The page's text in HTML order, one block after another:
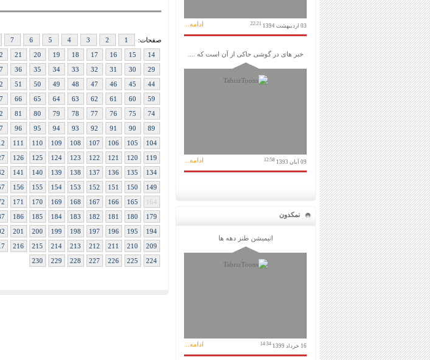
03 اردیبهشت 1394 22:21 ادامه...
خبر های در گوشی حاکی از آن است که ....
09 آبان 1393 12:58 ادامه...
نمکدون
انیمیشن طنز دهه ها
16 خرداد 1399 14:34 ادامه...
صفحات: 1
2
3
4
5
6
7
14
15
16
17
18
19
20
21
29
30
31
32
33
34
35
36
44
45
46
47
48
49
50
51
59
60
61
62
63
64
65
66
74
75
76
77
78
79
80
81
89
90
91
92
93
94
95
96
104
105
106
107
108
109
110
111
119
120
121
122
123
124
125
126
134
135
136
137
138
139
140
141
149
150
151
152
153
154
155
156
164
165
166
167
168
169
170
171
179
180
181
182
183
184
185
186
194
195
196
197
198
199
200
201
209
210
211
212
213
214
215
216
224
225
226
227
228
229
230